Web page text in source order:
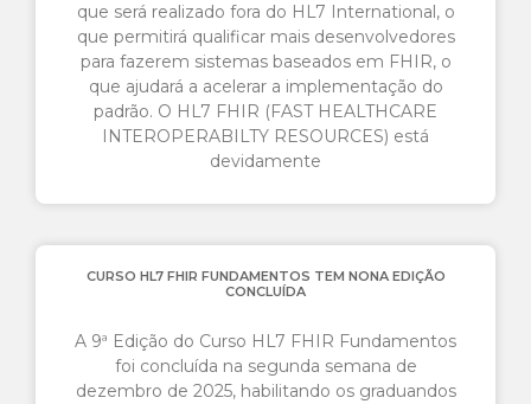
que será realizado fora do HL7 International, o
que permitirá qualificar mais desenvolvedores
para fazerem sistemas baseados em FHIR, o
que ajudará a acelerar a implementação do
padrão. O HL7 FHIR (FAST HEALTHCARE
INTEROPERABILTY RESOURCES) está
devidamente
CURSO HL7 FHIR FUNDAMENTOS TEM NONA EDIÇÃO
CONCLUÍDA
A 9ª Edição do Curso HL7 FHIR Fundamentos
foi concluída na segunda semana de
dezembro de 2025, habilitando os graduandos